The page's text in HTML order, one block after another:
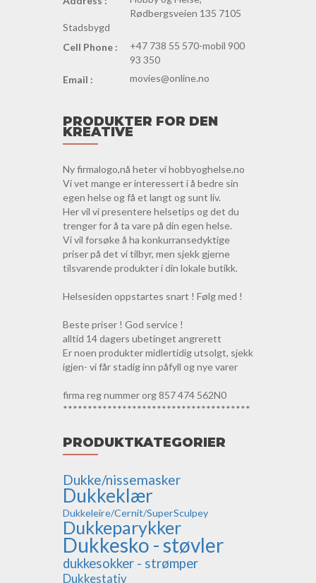
Rødbergsveien 135 7105
Stadsbygd
Cell Phone :
+47 738 55 570-mobil 900
93 350
Email :
movies@online.no
PRODUKTER FOR DEN
KREATIVE
Ny firmalogo,nå heter vi hobbyoghelse.no
Vi vet mange er interessert i å bedre sin
egen helse og få et langt og sunt liv.
Her vil vi presentere helsetips og det du
trenger for å ta vare på din egen helse.
Vi vil forsøke å ha konkurransedyktige
priser på det vi tilbyr, men sjekk gjerne
tilsvarende produkter i din lokale butikk.
Helsesiden oppstartes snart ! Følg med !
Beste priser ! God service !
alltid 14 dagers ubetinget angrerett
Er noen produkter midlertidig utsolgt, sjekk
igjen- vi får stadig inn påfyll og nye varer
firma reg nummer org 857 474 562N0
**************************************
PRODUKTKATEGORIER
Dukke/nissemasker
Dukkeklær
Dukkeleire/Cernit/SuperSculpey
Dukkeparykker
Dukkesko - støvler
dukkesokker - strømper
Dukkestativ